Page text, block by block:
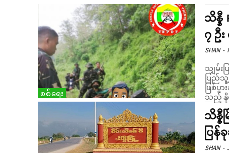
စစ်ရေး
သိန္နီ
၇ ဦ
SHAN -
သျှမ်း
ပြည်
ဖြစ်ပွ
သည့် နို
သိန္နီ
ပြ
SHAN -